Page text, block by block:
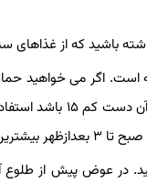
باشید که از غذاهای
است. اگر می ‌خواهید
هرچه کوتاهتر باشد و از
در عوض پیش از طلوع